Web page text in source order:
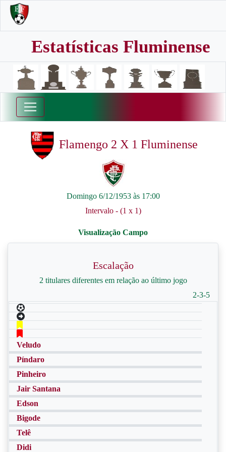
Estatísticas Fluminense
Flamengo 2 X 1 Fluminense
Domingo 6/12/1953 às 17:00
Intervalo - (1 x 1)
Escalação
2 titulares diferentes em relação ao último jogo
2-3-5
Veludo
Píndaro
Pinheiro
Jair Santana
Edson
Bigode
Telê
Didi